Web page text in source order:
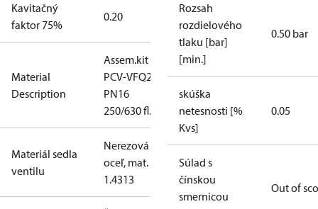
Kavitačný
faktor 75%
0.20
Material
Description
Assem.kit
PCV-VFQ21
PN16
250/630 fl.
Materiál sedla
ventilu
Nerezová
oceľ, mat. č.
1.4313
Rozsah
rozdielového
tlaku [bar]
[min.]
0.50 bar
skúška
netesnosti [%
Kvs]
0.05
Súlad s
čínskou
smernicou
Out of